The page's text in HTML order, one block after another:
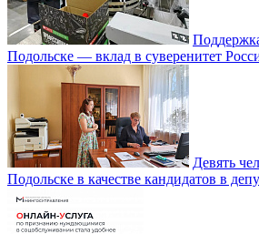
Подольске — вклад в суверенитет
Девять
Подольске в качестве кандидатов в